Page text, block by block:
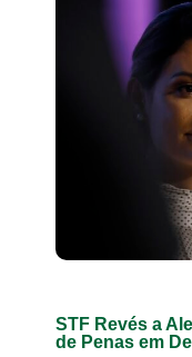
STF Revés a
de Penas em